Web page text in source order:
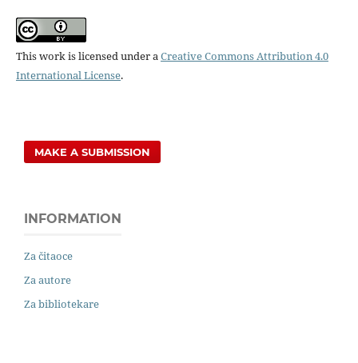
This work is licensed under aCreative Commons Attribution 4.0
International License.
MAKE A SUBMISSION
INFORMATION
Za čitaoce
Za autore
Za bibliotekare